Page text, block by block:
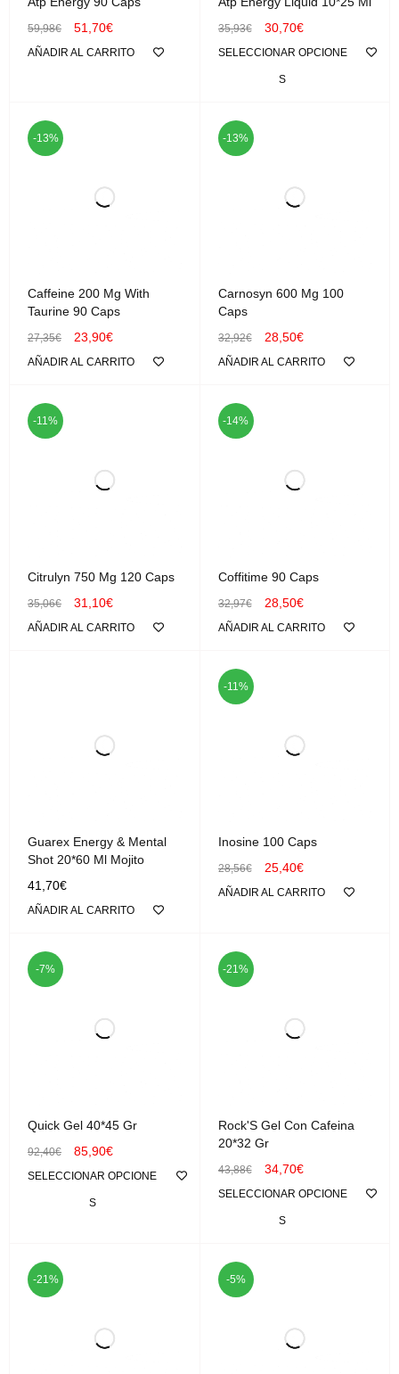
59,98€ 51,70€
AÑADIR AL CARRITO
35,93€ 30,70€
SELECCIONAR OPCIONE
S
-13%
Caffeine 200 Mg With
Taurine 90 Caps
27,35€ 23,90€
AÑADIR AL CARRITO
-13%
Carnosyn 600 Mg 100
Caps
32,92€ 28,50€
AÑADIR AL CARRITO
-11%
Citrulyn 750 Mg 120 Caps
35,06€ 31,10€
AÑADIR AL CARRITO
-14%
Coffitime 90 Caps
32,97€ 28,50€
AÑADIR AL CARRITO
Guarex Energy & Mental
Shot 20*60 Ml Mojito
41,70€
AÑADIR AL CARRITO
-11%
Inosine 100 Caps
28,56€ 25,40€
AÑADIR AL CARRITO
-7%
Quick Gel 40*45 Gr
92,40€ 85,90€
SELECCIONAR OPCIONE
S
-21%
Rock'S Gel Con Cafeina
20*32 Gr
43,88€ 34,70€
SELECCIONAR OPCIONE
S
-21% -5%